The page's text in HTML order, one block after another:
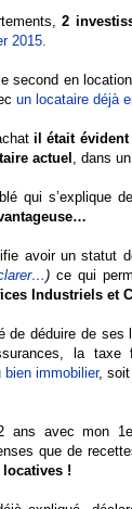
2
2015.
second en
un locataire déjà
il était évident
actuel , dans
qui s’explique
avoir un statut
) ce qui
Industriels et
de déduire de
la
bien immobilier, soit
ans avec mon
que de
!